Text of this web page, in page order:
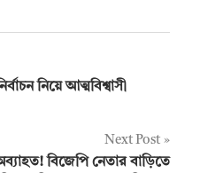
নিয়ে আত্মবিশ্বাসী
Next Post
বিজেপি নেতার বাড়িতে